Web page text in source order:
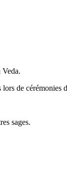
Veda.
de cérémonies
sages.